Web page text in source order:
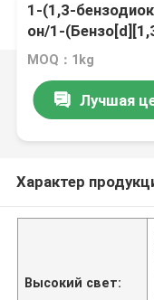
1-(1,3-
он/1-
бромопропан-1-
MOQ：1kg
Лучшая
Характер
Высокий свет: